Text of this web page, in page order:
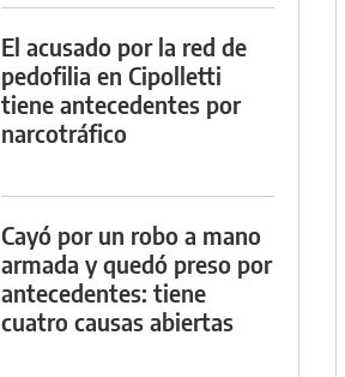
El acusado por la red de
pedofilia en Cipolletti
tiene antecedentes por
narcotráfico
Cayó por un robo a mano
armada y quedó preso por
antecedentes: tiene
cuatro causas abiertas